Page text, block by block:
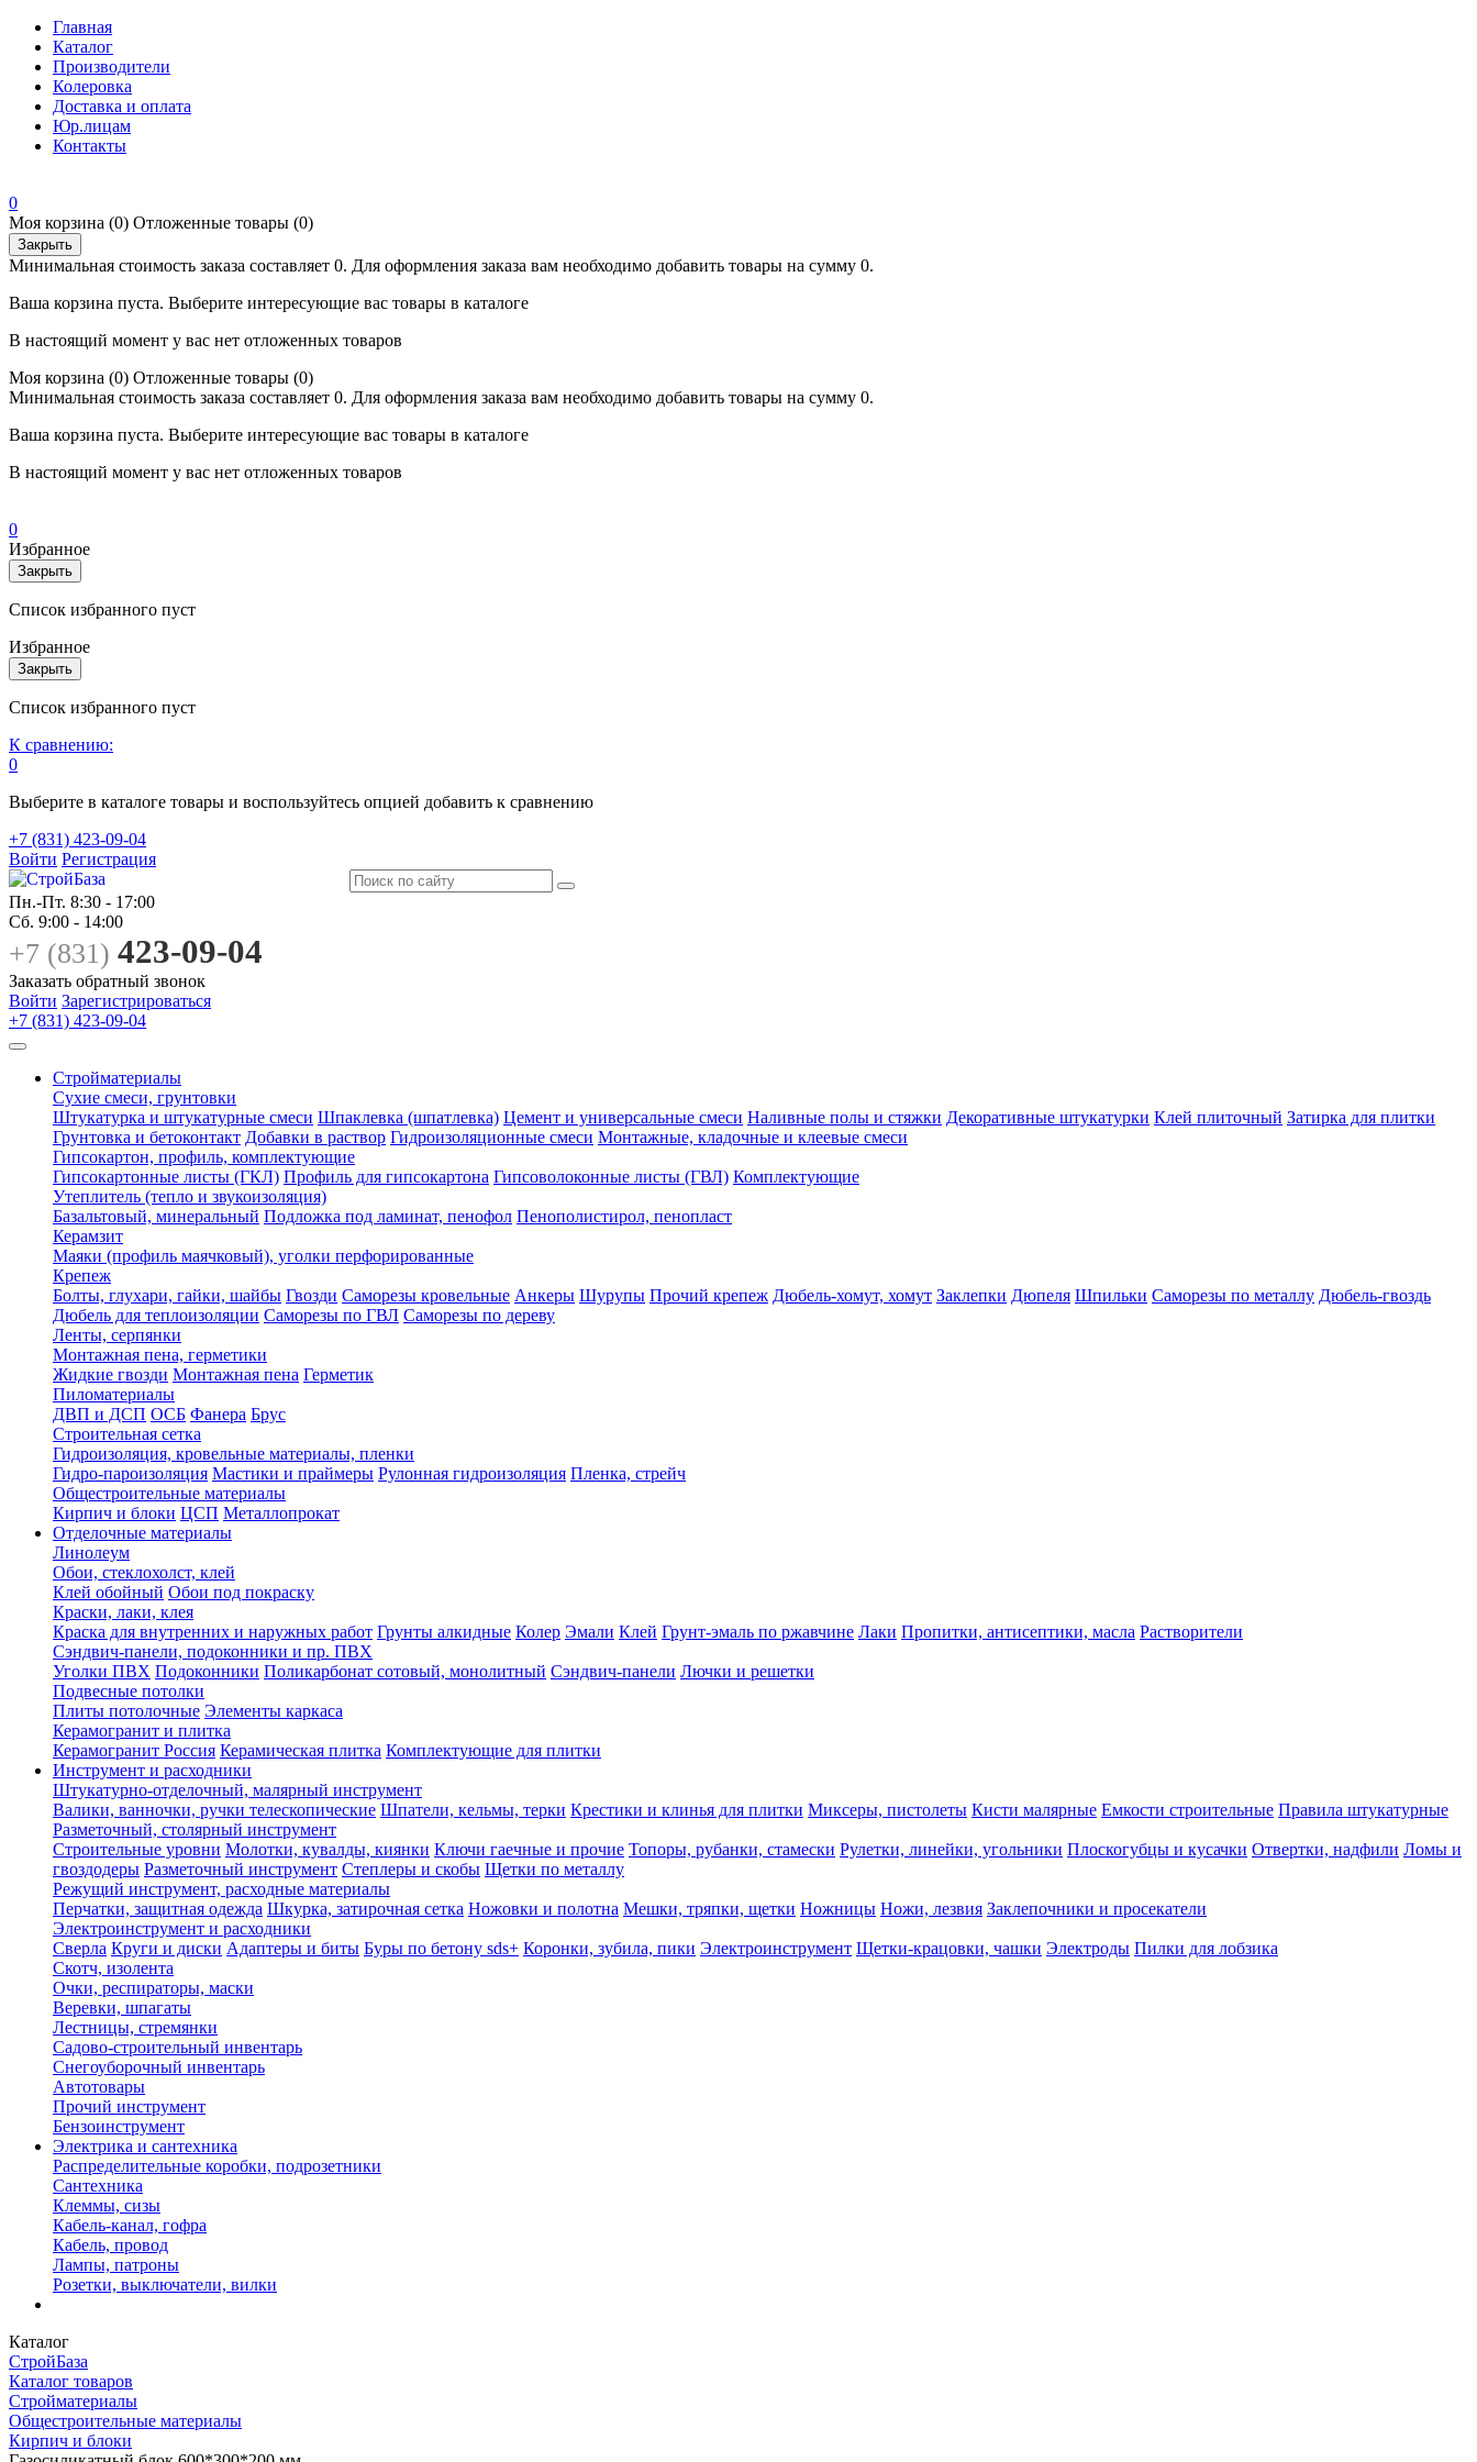
Главная
Каталог
Производители
Колеровка
Доставка и оплата
Юр.лицам
Контакты
0
Моя корзина (0) Отложенные товары (0)
Закрыть
Минимальная стоимость заказа составляет 0. Для оформления заказа вам необходимо добавить товары на сумму 0.
Ваша корзина пуста. Выберите интересующие вас товары в каталоге
В настоящий момент у вас нет отложенных товаров
Моя корзина (0) Отложенные товары (0)
Минимальная стоимость заказа составляет 0. Для оформления заказа вам необходимо добавить товары на сумму 0.
Ваша корзина пуста. Выберите интересующие вас товары в каталоге
В настоящий момент у вас нет отложенных товаров
0
Избранное
Закрыть
Список избранного пуст
Избранное
Закрыть
Список избранного пуст
К сравнению:
0
Выберите в каталоге товары и воспользуйтесь опцией добавить к сравнению
+7 (831) 423-09-04
Войти Регистрация
Пн.-Пт. 8:30 - 17:00
Сб. 9:00 - 14:00
+7 (831) 423-09-04
Заказать обратный звонок
Войти Зарегистрироваться
+7 (831) 423-09-04
Стройматериалы
Сухие смеси, грунтовки
Штукатурка и штукатурные смеси Шпаклевка (шпатлевка) Цемент и универсальные смеси Наливные полы и стяжки Декоративные штукатурки Клей плиточный Затирка для плитки
Грунтовка и бетоконтакт Добавки в раствор Гидроизоляционные смеси Монтажные, кладочные и клеевые смеси
Гипсокартон, профиль, комплектующие
Гипсокартонные листы (ГКЛ) Профиль для гипсокартона Гипсоволоконные листы (ГВЛ) Комплектующие
Утеплитель (тепло и звукоизоляция)
Базальтовый, минеральный Подложка под ламинат, пенофол Пенополистирол, пенопласт
Керамзит
Маяки (профиль маячковый), уголки перфорированные
Крепеж
Болты, глухари, гайки, шайбы Гвозди Саморезы кровельные Анкеры Шурупы Прочий крепеж Дюбель-хомут, хомут Заклепки Дюпеля Шпильки Саморезы по металлу Дюбель-гвоздь
Дюбель для теплоизоляции Саморезы по ГВЛ Саморезы по дереву
Ленты, серпянки
Монтажная пена, герметики
Жидкие гвозди Монтажная пена Герметик
Пиломатериалы
ДВП и ДСП ОСБ Фанера Брус
Строительная сетка
Гидроизоляция, кровельные материалы, пленки
Гидро-пароизоляция Мастики и праймеры Рулонная гидроизоляция Пленка, стрейч
Общестроительные материалы
Кирпич и блоки ЦСП Металлопрокат
Отделочные материалы
Линолеум
Обои, стеклохолст, клей
Клей обойный Обои под покраску
Краски, лаки, клея
Краска для внутренних и наружных работ Грунты алкидные Колер Эмали Клей Грунт-эмаль по ржавчине Лаки Пропитки, антисептики, масла Растворители
Сэндвич-панели, подоконники и пр. ПВХ
Уголки ПВХ Подоконники Поликарбонат сотовый, монолитный Сэндвич-панели Лючки и решетки
Подвесные потолки
Плиты потолочные Элементы каркаса
Керамогранит и плитка
Керамогранит Россия Керамическая плитка Комплектующие для плитки
Инструмент и расходники
Штукатурно-отделочный, малярный инструмент
Валики, ванночки, ручки телескопические Шпатели, кельмы, терки Крестики и клинья для плитки Миксеры, пистолеты Кисти малярные Емкости строительные Правила штукатурные
Разметочный, столярный инструмент
Строительные уровни Молотки, кувалды, киянки Ключи гаечные и прочие Топоры, рубанки, стамески Рулетки, линейки, угольники Плоскогубцы и кусачки Отвертки, надфили Ломы и
гвоздодеры Разметочный инструмент Степлеры и скобы Щетки по металлу
Режущий инструмент, расходные материалы
Перчатки, защитная одежда Шкурка, затирочная сетка Ножовки и полотна Мешки, тряпки, щетки Ножницы Ножи, лезвия Заклепочники и просекатели
Электроинструмент и расходники
Сверла Круги и диски Адаптеры и биты Буры по бетону sds+ Коронки, зубила, пики Электроинструмент Щетки-крацовки, чашки Электроды Пилки для лобзика
Скотч, изолента
Очки, респираторы, маски
Веревки, шпагаты
Лестницы, стремянки
Садово-строительный инвентарь
Снегоуборочный инвентарь
Автотовары
Прочий инструмент
Бензоинструмент
Электрика и сантехника
Распределительные коробки, подрозетники
Сантехника
Клеммы, сизы
Кабель-канал, гофра
Кабель, провод
Лампы, патроны
Розетки, выключатели, вилки
Каталог
СтройБаза
Каталог товаров
Стройматериалы
Общестроительные материалы
Кирпич и блоки